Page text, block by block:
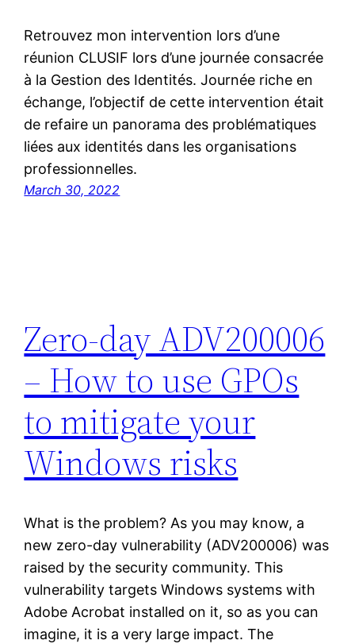
Retrouvez mon intervention lors d’une
réunion CLUSIF lors d’une journée consacrée
à la Gestion des Identités. Journée riche en
échange, l’objectif de cette intervention était
de refaire un panorama des problématiques
liées aux identités dans les organisations
professionnelles.
March 30, 2022
Zero-day ADV200006
– How to use GPOs
to mitigate your
Windows risks
What is the problem? As you may know, a
new zero-day vulnerability (ADV200006) was
raised by the security community. This
vulnerability targets Windows systems with
Adobe Acrobat installed on it, so as you can
imagine, it is a very large impact. The